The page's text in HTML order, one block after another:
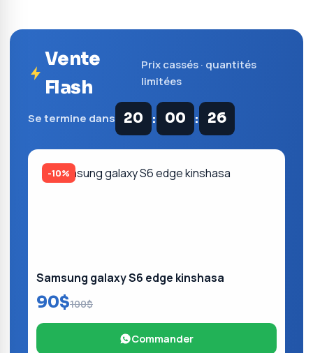
Vente
Flash
Prix cassés · quantités
limitées
Se termine dans 20 : 00 : 26
-10%
Samsung galaxy S6 edge kinshasa
90$100$
Commander